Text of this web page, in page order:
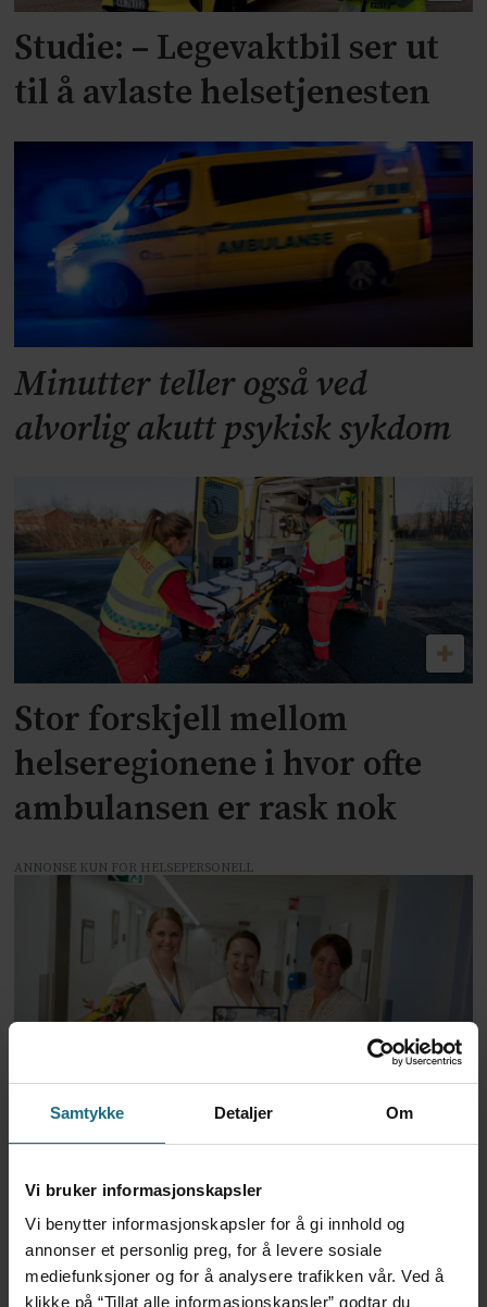
Samtykke Detaljer Om
Vi bruker informasjonskapsler
Vi benytter informasjonskapsler for å gi innhold og
annonser et personlig preg, for å levere sosiale
mediefunksjoner og for å analysere trafikken vår. Ved å
klikke på “Tillat alle informasjonskapsler” godtar du
Studie: – Legevaktbil ser ut
til å avlaste helsetjenesten
Minutter teller også ved
alvorlig akutt psykisk sykdom
Stor forskjell mellom
helseregionene i hvor ofte
ambulansen er rask nok
ANNONSE KUN FOR HELSEPERSONELL
100.000 kroner til avdeling
forbedring